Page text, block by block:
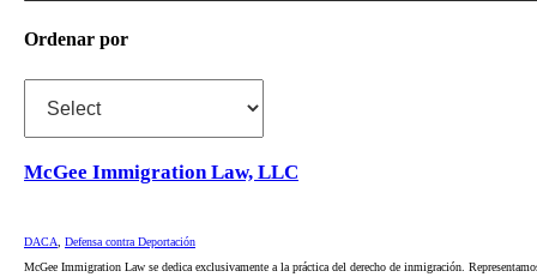
Ordenar por
McGee Immigration Law, LLC
DACA
Defensa contra Deportación
McGee Immigration Law se dedica exclusivamente a la práctica del derecho de inmigración.